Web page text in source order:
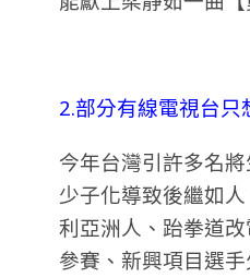
2.部分有線電視台只
今年台灣引許多名
少子化導致後繼如
利亞洲人、跆拳道
參賽、新興項目選